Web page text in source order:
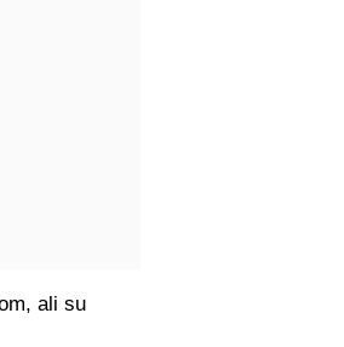
ali su